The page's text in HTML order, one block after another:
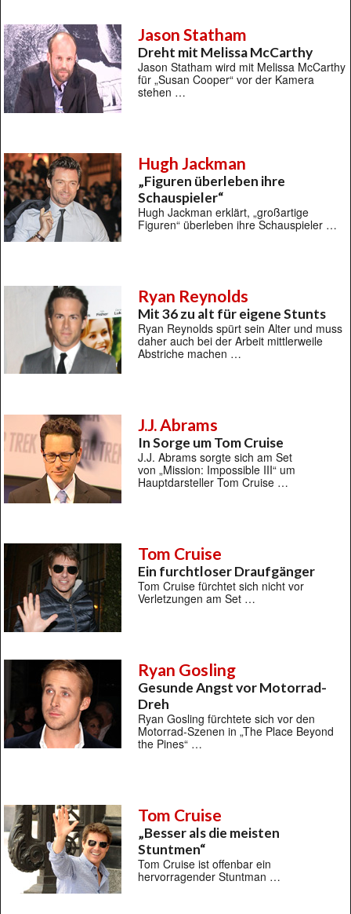
Jason Statham
Dreht mit Melissa McCarthy
Jason Statham wird mit Melissa McCarthy
für „Susan Cooper“ vor der Kamera
stehen …
Hugh Jackman
„Figuren überleben ihre
Schauspieler“
Hugh Jackman erklärt, „großartige
Figuren“ überleben ihre Schauspieler …
Ryan Reynolds
Mit 36 zu alt für eigene Stunts
Ryan Reynolds spürt sein Alter und muss
daher auch bei der Arbeit mittlerweile
Abstriche machen …
J.J. Abrams
In Sorge um Tom Cruise
J.J. Abrams sorgte sich am Set
von „Mission: Impossible III“ um
Hauptdarsteller Tom Cruise …
Tom Cruise
Ein furchtloser Draufgänger
Tom Cruise fürchtet sich nicht vor
Verletzungen am Set …
Ryan Gosling
Gesunde Angst vor Motorrad-
Dreh
Ryan Gosling fürchtete sich vor den
Motorrad-Szenen in „The Place Beyond
the Pines“ …
Tom Cruise
„Besser als die meisten
Stuntmen“
Tom Cruise ist offenbar ein
hervorragender Stuntman …